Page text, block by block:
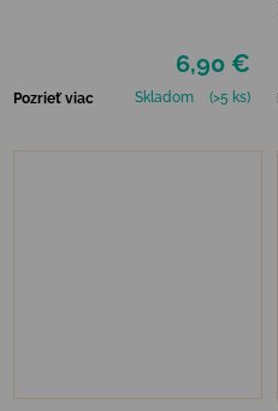
6,90 €
Pozrieť viac Skladom (>5 ks)